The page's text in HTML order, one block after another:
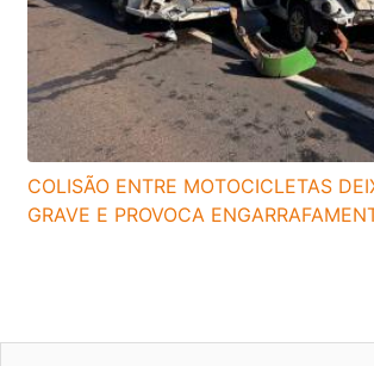
COLISÃO ENTRE MOTOCICLETAS
GRAVE E PROVOCA